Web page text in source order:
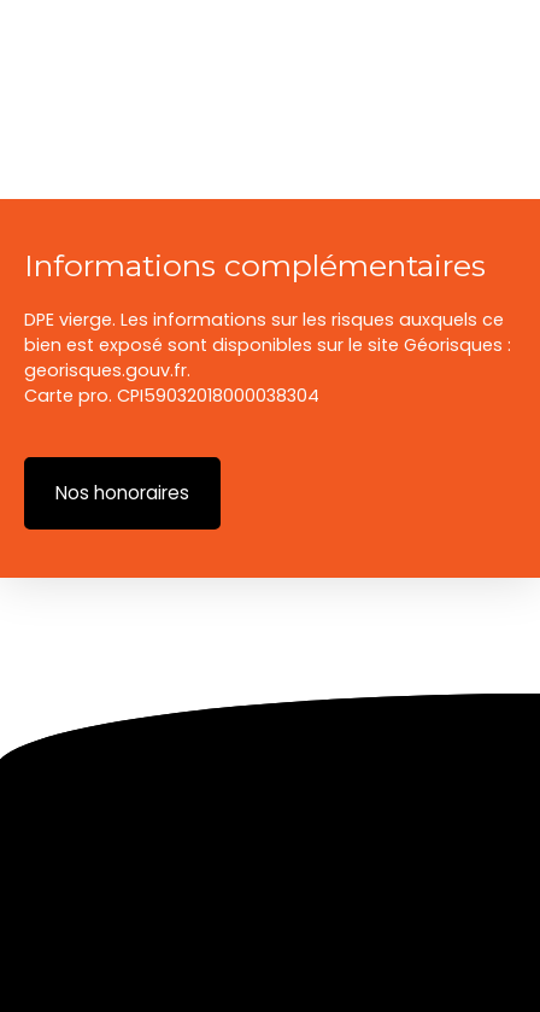
Informations complémentaires
DPE vierge. Les informations sur les risques auxquels ce
bien est exposé sont disponibles sur le site Géorisques :
georisques.gouv.fr.
Carte pro. CPI59032018000038304
Nos honoraires